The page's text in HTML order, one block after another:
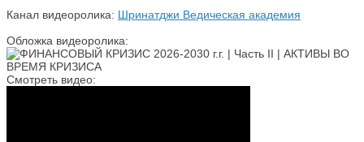
Канал видеоролика: Шринатджи Ведическая академия
Обложка видеоролика:
Смотреть видео: